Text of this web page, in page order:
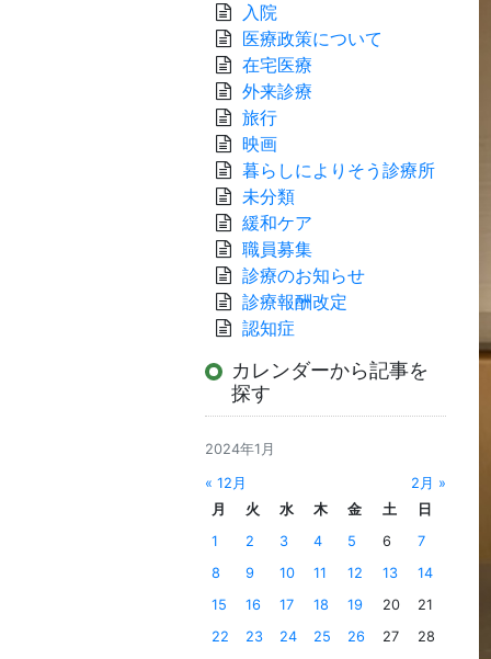
入院
医療政策について
在宅医療
外来診療
旅行
映画
暮らしによりそう診療所
未分類
緩和ケア
職員募集
診療のお知らせ
診療報酬改定
認知症
カレンダーから記事を
探す
2024年1月
« 12月
2月 »
月
火 水 木 金 土
日
1
2 3 4 5 6
7
8
9 10 11 12 13
14
15
16 17 18 19 20
21
22
23 24 25 26 27
28